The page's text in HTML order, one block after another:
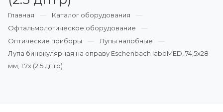
Главная
Каталог оборудования
Офтальмологическое оборудование
Оптические приборы
Лупы налобные
Лупа бинокулярная на оправу Eschenbach laboMED, 74,5x28
мм, 1.7x (2.5 дптр)